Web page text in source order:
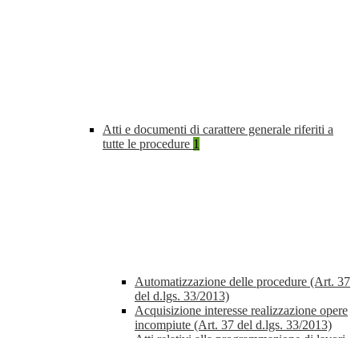
Atti e documenti di carattere generale riferiti a
tutte le procedure 1
Automatizzazione delle procedure (Art. 37
del d.lgs. 33/2013)
Acquisizione interesse realizzazione opere
incompiute (Art. 37 del d.lgs. 33/2013)